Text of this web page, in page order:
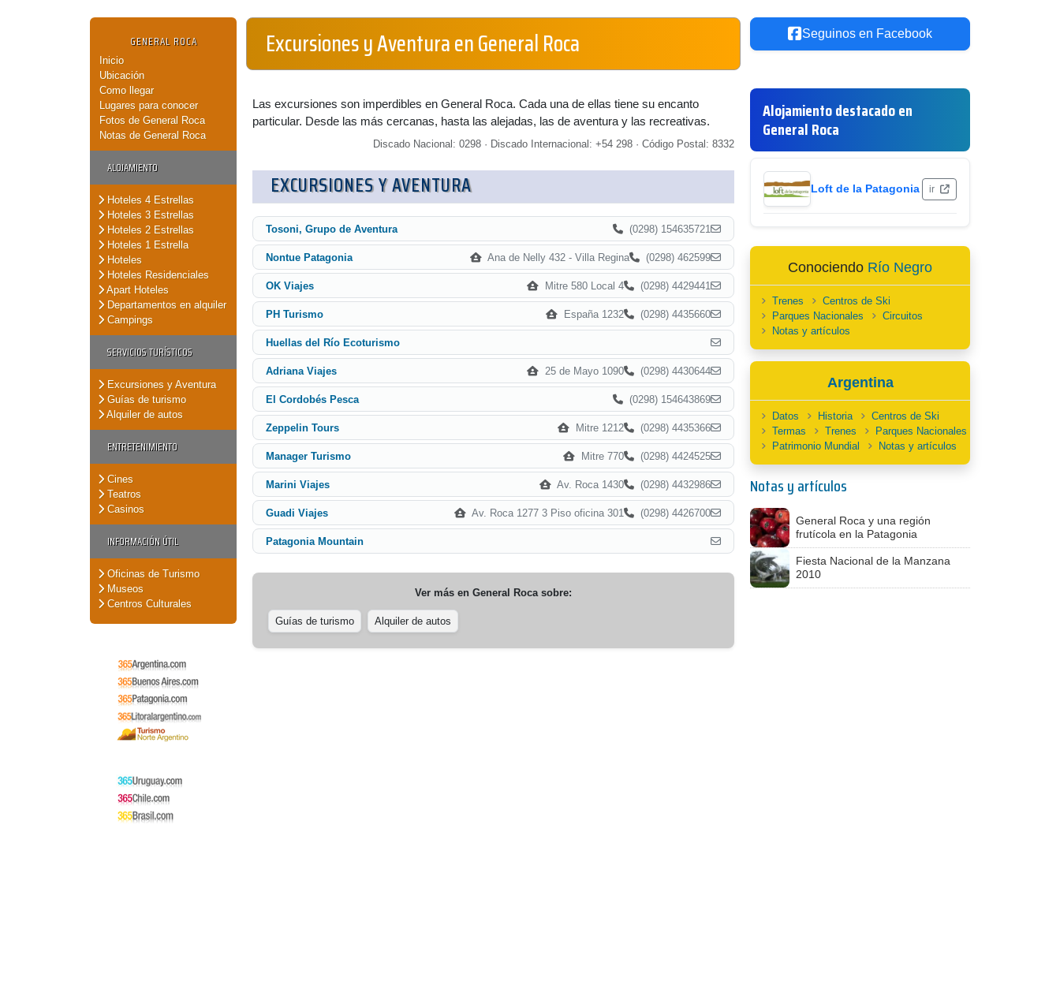
GENERAL ROCA
Inicio
Ubicación
Como llegar
Lugares para conocer
Fotos de General Roca
Notas de General Roca
ALOJAMIENTO
Hoteles 4 Estrellas
Hoteles 3 Estrellas
Hoteles 2 Estrellas
Hoteles 1 Estrella
Hoteles
Hoteles Residenciales
Apart Hoteles
Departamentos en alquiler
Campings
SERVICIOS TURÍSTICOS
Excursiones y Aventura
Guías de turismo
Alquiler de autos
ENTRETENIMIENTO
Cines
Teatros
Casinos
INFORMACIÓN ÚTIL
Oficinas de Turismo
Museos
Centros Culturales
Excursiones y Aventura en General Roca
Las excursiones son imperdibles en General Roca. Cada una de ellas tiene su encanto
particular. Desde las más cercanas, hasta las alejadas, las de aventura y las recreativas.
Discado Nacional: 0298 · Discado Internacional: +54 298 · Código Postal: 8332
EXCURSIONES Y AVENTURA
Tosoni, Grupo de Aventura (0298) 154635721
Nontue Patagonia Ana de Nelly 432 - Villa Regina (0298) 462599
OK Viajes Mitre 580 Local 4 (0298) 4429441
PH Turismo España 1232 (0298) 4435660
Huellas del Río Ecoturismo
Adriana Viajes 25 de Mayo 1090 (0298) 4430644
El Cordobés Pesca (0298) 154643869
Zeppelin Tours Mitre 1212 (0298) 4435366
Manager Turismo Mitre 770 (0298) 4424525
Marini Viajes Av. Roca 1430 (0298) 4432986
Guadi Viajes Av. Roca 1277 3 Piso oficina 301 (0298) 4426700
Patagonia Mountain
Ver más en General Rocasobre:
Guías de turismo Alquiler de autos
Seguinos en Facebook
Alojamiento destacado en
General Roca
Loft de la Patagonia ir
Conociendo Río Negro
Trenes
Centros de Ski
Parques Nacionales
Circuitos
Notas y artículos
Argentina
Datos Historia
Centros de Ski
Termas
Trenes
Parques Nacionales
Patrimonio Mundial
Notas y artículos
Notas y artículos
General Roca y una región
frutícola en la Patagonia
Fiesta Nacional de la Manzana
2010